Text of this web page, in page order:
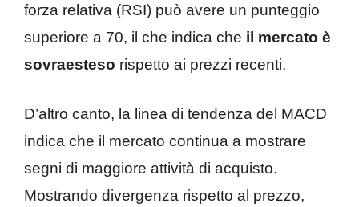
forza relativa (RSI) può avere un punteggio
superiore a 70, il che indica che il mercato è
sovraesteso rispetto ai prezzi recenti.
D’altro canto, la linea di tendenza del MACD
indica che il mercato continua a mostrare
segni di maggiore attività di acquisto.
Mostrando divergenza rispetto al prezzo,